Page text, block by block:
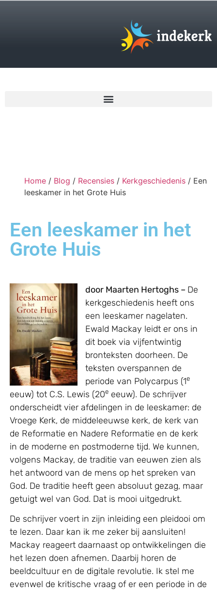
Home / Blog / Recensies / Kerkgeschiedenis / Een
leeskamer in het Grote Huis
Een leeskamer in het
Grote Huis
door Maarten Hertoghs – De
kerkgeschiedenis heeft ons
een leeskamer nagelaten.
Ewald Mackay leidt er ons in
dit boek via vijfentwintig
bronteksten doorheen. De
teksten overspannen de
periode van Polycarpus (1e
eeuw) tot C.S. Lewis (20e eeuw). De schrijver
onderscheidt vier afdelingen in de leeskamer: de
Vroege Kerk, de middeleeuwse kerk, de kerk van
de Reformatie en Nadere Reformatie en de kerk
in de moderne en postmoderne tijd. We kunnen,
volgens Mackay, de traditie van eeuwen zien als
het antwoord van de mens op het spreken van
God. De traditie heeft geen absoluut gezag, maar
getuigt wel van God. Dat is mooi uitgedrukt.
De schrijver voert in zijn inleiding een pleidooi om
te lezen. Daar kan ik me zeker bij aansluiten!
Mackay reageert daarnaast op ontwikkelingen die
het lezen doen afnemen. Daarbij horen de
beeldcultuur en de digitale revolutie. Ik stel me
evenwel de kritische vraag of er een periode in de